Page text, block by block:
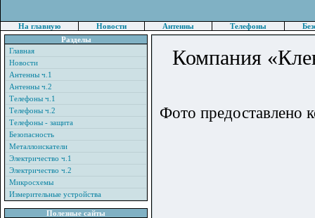
На главную Новости Антенны Телефоны
Разделы
Главная
Новости
Антенны ч.1
Антенны ч.2
Телефоны ч.1
Телефоны ч.2
Телефоны - защита
Безопасность
Металлоискатели
Электричество ч.1
Электричество ч.2
Микросхемы
Измерительные устройства
Полезные сайты
Компания
Фото предоставлено